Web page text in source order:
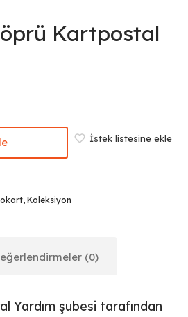
Kartpostal
İstek listesine ekle
, Koleksiyon
(0)
Yardım şubesi tarafından